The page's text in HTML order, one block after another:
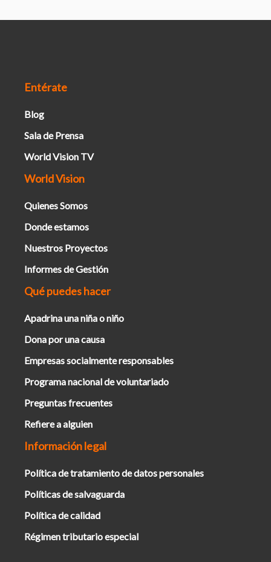
Entérate
Blog
Sala de Prensa
World Vision TV
World Vision
Quienes Somos
Donde estamos
Nuestros Proyectos
Informes de Gestión
Qué puedes hacer
Apadrina una niña o niño
Dona por una causa
Empresas socialmente responsables
Programa nacional de voluntariado
Preguntas frecuentes
Refiere a alguien
Información legal
Política de tratamiento de datos personales
Políticas de salvaguarda
Política de calidad
Régimen tributario especial